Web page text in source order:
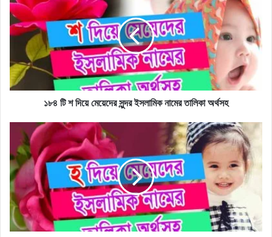
শ
দিয়ে
মেয়েদের
ইসলামিক
নামের
তালিকা
১৮৪ টি শ দিয়ে মেয়েদের সুন্দর ইসলামিক নামের তালিকা অর্থসহ
মেয়েদের
ইসলামিক
নামের
তালিকা
অর্থসহ
জেনে
নিন